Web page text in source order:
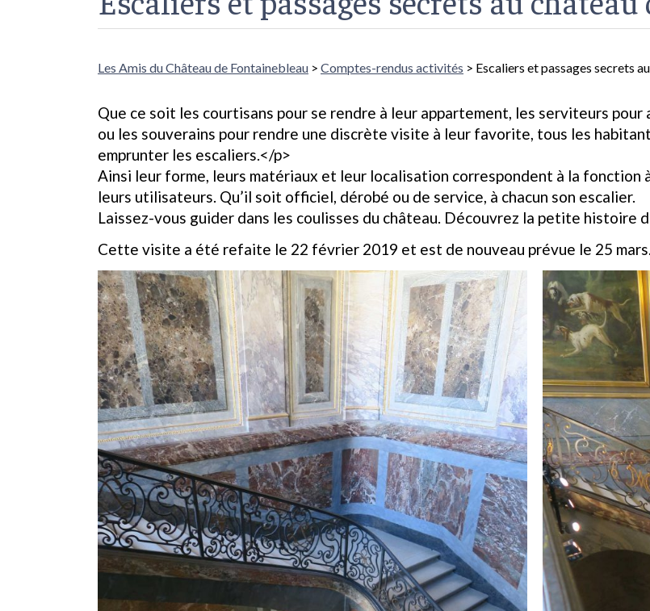
Les Amis du Château de Fontainebleau > Comptes-rendus activités > Escaliers et passages secrets
Que ce soit les courtisans pour se rendre à leur appartement, les serviteurs
ou les souverains pour rendre une discrète visite à leur favorite, tous les
emprunter les escaliers.</p>
Ainsi leur forme, leurs matériaux et leur localisation correspondent à la fonction
leurs utilisateurs. Qu’il soit officiel, dérobé ou de service, à chacun son escalier.
Laissez-vous guider dans les coulisses du château. Découvrez la petite histoire
Cette visite a été refaite le 22 février 2019 et est de nouveau prévue le 25 mars.